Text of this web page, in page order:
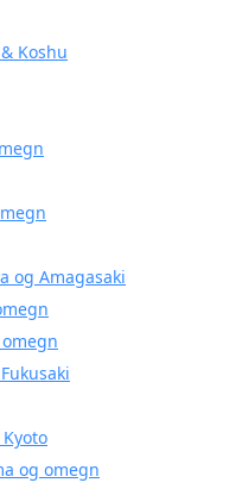
Koshu
og Amagasaki
og omegn